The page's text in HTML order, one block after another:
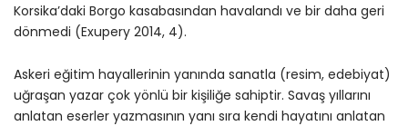
Korsika’daki Borgo kasabasından havalandı ve bir daha geri
dönmedi (Exupery 2014, 4).
Askeri eğitim hayallerinin yanında sanatla (resim, edebiyat)
uğraşan yazar çok yönlü bir kişiliğe sahiptir. Savaş yıllarını
anlatan eserler yazmasının yanı sıra kendi hayatını anlatan